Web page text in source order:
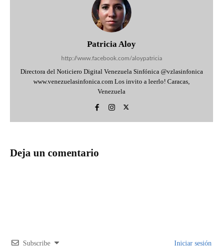
Patricia Aloy
http://www.facebook.com/aloypatricia
Directora del Noticiero Digital Venezuela Sinfónica @vzlasinfonica
www.venezuelasinfonica.com Los invito a leerlo! Caracas,
Venezuela
Deja un comentario
Subscribe Iniciar sesión